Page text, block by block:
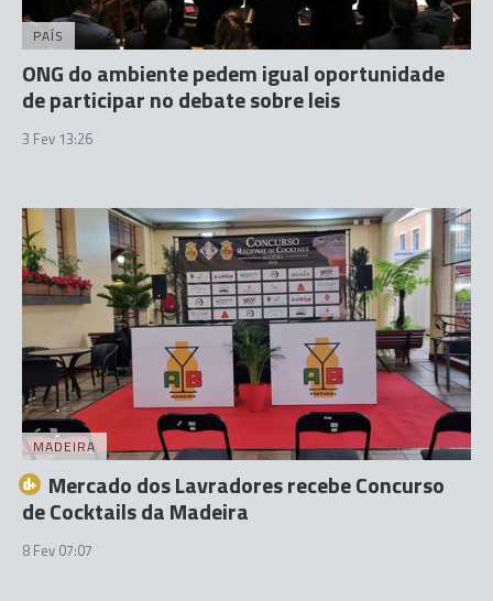
PAÍS
ONG do ambiente pedem igual oportunidade
de participar no debate sobre leis
3 Fev 13:26
MADEIRA
Mercado dos Lavradores recebe Concurso
de Cocktails da Madeira
8 Fev 07:07